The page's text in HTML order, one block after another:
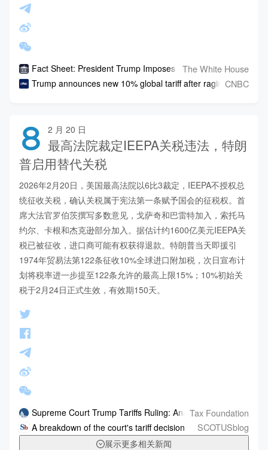
Fact Sheet: President Trump Imposes a Temporary Import
The White House
Trump announces new 10% global tariff after raging over
CNBC
8 2 月 20 日
最高法院裁定IEEPA关税违法，特朗
普启用替代关税
2026年2月20日，美国最高法院以6比3裁定，IEEPA不授权总
统征收关税，确认关税属于宪法第一条赋予国会的征税权。首
席大法官罗伯茨撰写多数意见，戈萨奇和巴雷特加入，索托马
约尔、卡根和杰克逊部分加入。据估计约1600亿美元IEEPA关
税已被征收，进口商可能有权获得退款。特朗普当天即援引
1974年贸易法第122条征收10%全球进口附加税，次日宣布计
划将税率进一步提至122条允许的最高上限15%；10%初始关
税于2月24日正式生效，有效期150天。
Supreme Court Trump Tariffs Ruling: AnalysisTax Foundation
A breakdown of the court's tariff decision SCOTUSblog
展示更多相关新闻